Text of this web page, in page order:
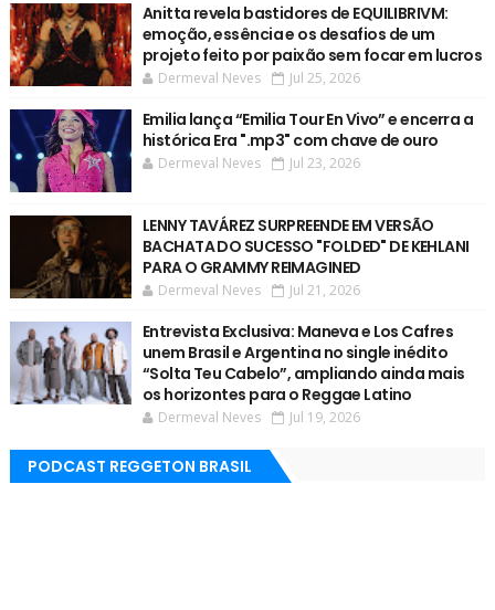
Anitta revela bastidores de EQUILIBRIVM:
emoção, essência e os desafios de um
projeto feito por paixão sem focar em lucros
Dermeval Neves Jul 25, 2026
Emilia lança “Emilia Tour En Vivo” e encerra a
histórica Era ".mp3" com chave de ouro
Dermeval Neves Jul 23, 2026
LENNY TAVÁREZ SURPREENDE EM VERSÃO
BACHATA DO SUCESSO "FOLDED" DE KEHLANI
PARA O GRAMMY REIMAGINED
Dermeval Neves Jul 21, 2026
Entrevista Exclusiva: Maneva e Los Cafres
unem Brasil e Argentina no single inédito
“Solta Teu Cabelo”, ampliando ainda mais
os horizontes para o Reggae Latino
Dermeval Neves Jul 19, 2026
PODCAST REGGETON BRASIL